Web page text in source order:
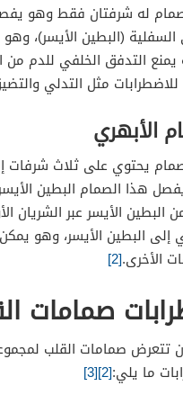
له شرفتان فقط وهو يفصل
(البطين الأيسر)،
يمنع التدفق الخلفي للدم من
مثل التدلي
الأبهري
يحتوي على ثلاث شرفات
هذا الصمام البطين
البطين الأيسر عبر الشريان
إلى البطين الأيسر، وهو
الأخرى.[2]
صمامات
تتعرض صمامات القلب
ما يلي:[2]
[3]